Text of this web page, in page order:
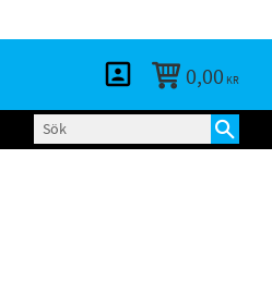
0,00 KR